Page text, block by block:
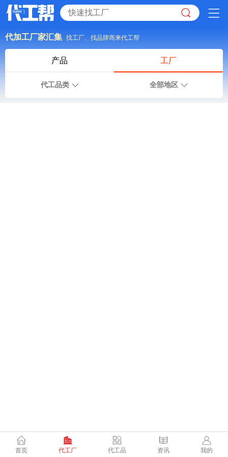
代加工厂家汇集 找工厂、找品牌商来代工帮
产品 工厂
代工品类 全部地区
首页 代工厂 代工品 资讯 我的